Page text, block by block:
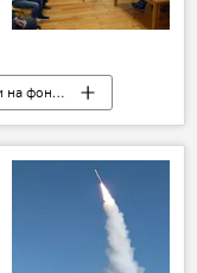
Стычки между армянами и азербайджанцами на фоне эскалации ситуации на границе